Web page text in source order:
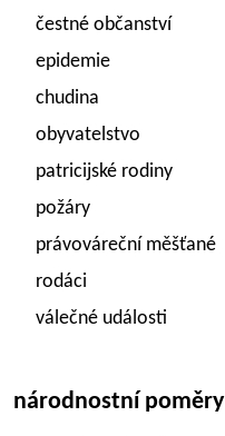
čestné občanství
epidemie
chudina
obyvatelstvo
patricijské rodiny
požáry
právováreční měšťané
rodáci
válečné události
národnostní poměry